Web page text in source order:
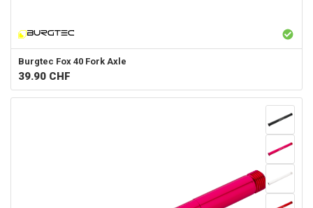
Burgtec Fox 40 Fork Axle
39.90 CHF